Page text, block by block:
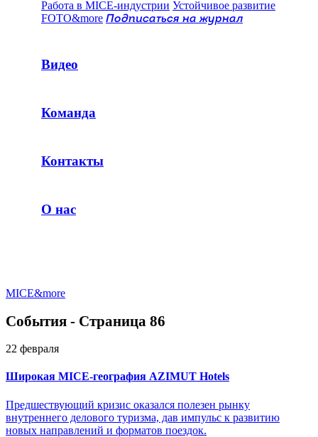
Работа в MICE-индустрии Устойчивое развитие
FOTO&more Подписаться на журнал
Видео
Команда
Контакты
О нас
MICE&more
События - Страница 86
22 февраля
Широкая MICE-география AZIMUT Hotels
Предшествующий кризис оказался полезен рынку
внутреннего делового туризма, дав импульс к развитию
новых направлений и форматов поездок.